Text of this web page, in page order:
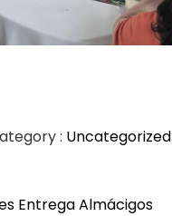
: Uncategorized
Entrega Almácigos